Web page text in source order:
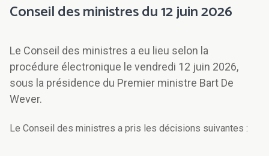
Conseil des ministres du 12 juin 2026
Le Conseil des ministres a eu lieu selon la
procédure électronique le vendredi 12 juin 2026,
sous la présidence du Premier ministre Bart De
Wever.
Le Conseil des ministres a pris les décisions suivantes :